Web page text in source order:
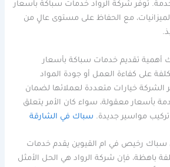
توفر شركة الرواد خدمات سباكة بأسعار
مع الحفاظ على مستوى عالٍ من
أهمية تقديم خدمات سباكة بأسعار
على كفاءة العمل أو جودة المواد
الشركة خيارات متعددة لعملائها لضمان
بأسعار معقولة، سواء كان الأمر يتعلق
مواسير جديدة. سباك في الشارقة
سباك رخيص في ام القيوين يقدم خدمات
باهظة، فإن شركة الرواد هي الحل الأمثل